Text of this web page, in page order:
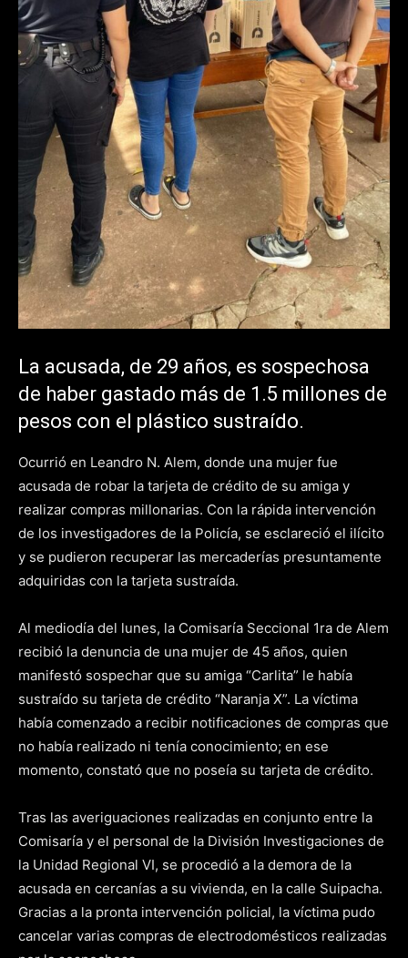
La acusada, de 29 años, es sospechosa
de haber gastado más de 1.5 millones de
pesos con el plástico sustraído.
Ocurrió en Leandro N. Alem, donde una mujer fue
acusada de robar la tarjeta de crédito de su amiga y
realizar compras millonarias. Con la rápida intervención
de los investigadores de la Policía, se esclareció el ilícito
y se pudieron recuperar las mercaderías presuntamente
adquiridas con la tarjeta sustraída.
Al mediodía del lunes, la Comisaría Seccional 1ra de Alem
recibió la denuncia de una mujer de 45 años, quien
manifestó sospechar que su amiga “Carlita” le había
sustraído su tarjeta de crédito “Naranja X”. La víctima
había comenzado a recibir notificaciones de compras que
no había realizado ni tenía conocimiento; en ese
momento, constató que no poseía su tarjeta de crédito.
Tras las averiguaciones realizadas en conjunto entre la
Comisaría y el personal de la División Investigaciones de
la Unidad Regional VI, se procedió a la demora de la
acusada en cercanías a su vivienda, en la calle Suipacha.
Gracias a la pronta intervención policial, la víctima pudo
cancelar varias compras de electrodomésticos realizadas